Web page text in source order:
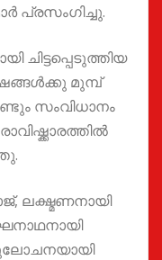
പ്രസംഗിച്ചു.
മുമ്പ്
സംവിധാനം
ലക്ഷ്മണനായി